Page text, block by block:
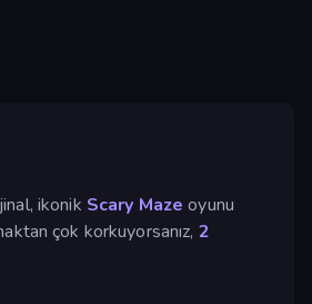
ikonik Scary Maze oyunu
çok korkuyorsanız, 2